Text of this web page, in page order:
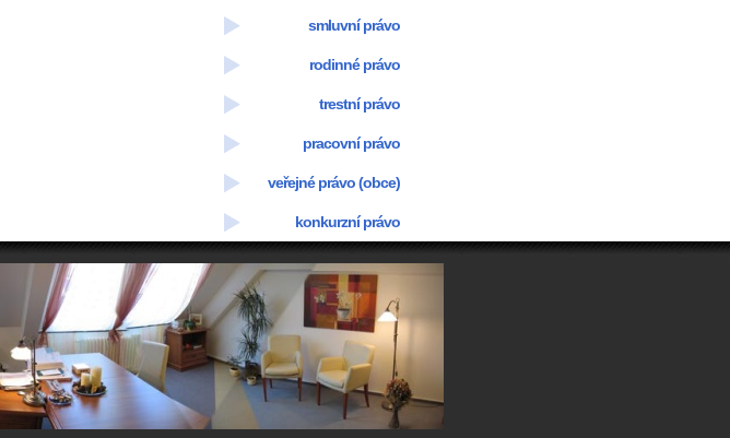
smluvní právo
rodinné právo
trestní právo
pracovní právo
veřejné právo (obce)
konkurzní právo